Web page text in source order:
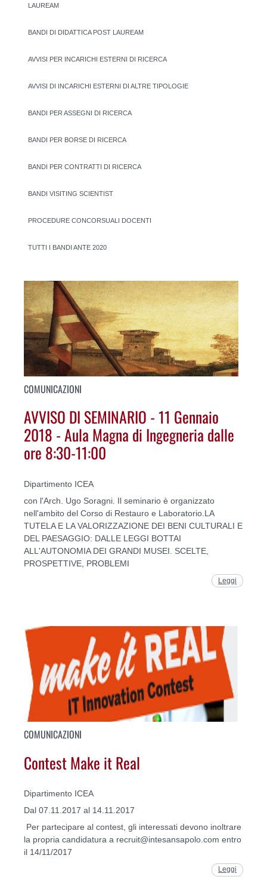
LAUREAM
BANDI DI DIDATTICA POST LAUREAM
AVVISI PER INCARICHI ESTERNI DI RICERCA
AVVISI DI INCARICHI ESTERNI DI ALTRE TIPOLOGIE
BANDI PER ASSEGNI DI RICERCA
BANDI PER BORSE DI RICERCA
BANDI PER CONTRATTI DI RICERCA
BANDI VISITING SCIENTIST
PROCEDURE CONCORSUALI DOCENTI
TUTTI I BANDI ANTE 2020
COMUNICAZIONI
AVVISO DI SEMINARIO - 11 Gennaio
2018 - Aula Magna di Ingegneria dalle
ore 8:30-11:00
Dipartimento ICEA
con l'Arch. Ugo Soragni. Il seminario è organizzato
nell'ambito del Corso di Restauro e Laboratorio.LA
TUTELA E LA VALORIZZAZIONE DEI BENI CULTURALI E
DEL PAESAGGIO: DALLE LEGGI BOTTAI
ALL'AUTONOMIA DEI GRANDI MUSEI. SCELTE,
PROSPETTIVE, PROBLEMI
Leggi
COMUNICAZIONI
Contest Make it Real
Dipartimento ICEA
Dal 07.11.2017 al 14.11.2017
Per partecipare al contest, gli interessati devono inoltrare
la propria candidatura a recruit@intesansapolo.com entro
il 14/11/2017
Leggi